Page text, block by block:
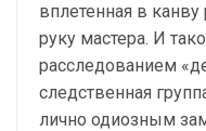
вплетенная в канву
руку мастера. И
расследованием
следственная
лично одиозным